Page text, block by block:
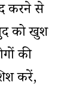
करने से
को खुश
की
करें,